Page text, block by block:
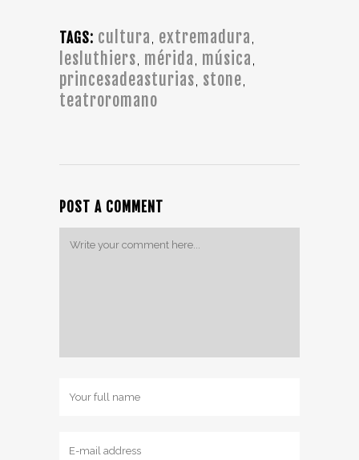
TAGS: cultura, extremadura,
lesluthiers, mérida, música,
princesadeasturias, stone,
teatroromano
POST A COMMENT